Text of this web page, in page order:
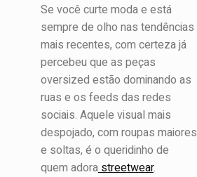
Se você curte moda e está
sempre de olho nas tendências
mais recentes, com certeza já
percebeu que as peças
oversized estão dominando as
ruas e os feeds das redes
sociais. Aquele visual mais
despojado, com roupas maiores
e soltas, é o queridinho de
quem adora streetwear.